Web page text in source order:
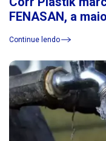
FENASAN, a
Continue lendo